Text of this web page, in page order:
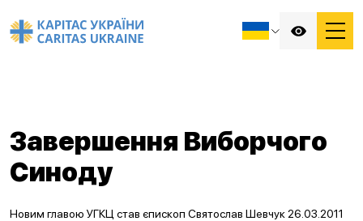
Завершення Виборчого
Синоду
Новим главою УГКЦ став єпископ Святослав Шевчук 26.03.2011